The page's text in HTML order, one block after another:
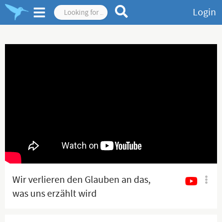
Login
Wir verlieren den Glauben an das,
was uns erzählt wird